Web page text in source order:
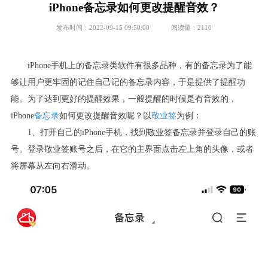
iPhone备忘录如何更改提醒音效？
发布时间：2022-09-15 09:50:00 阅读量：2110
iPhone手机上的备忘录类软件有很多品种，有的备忘录为了能
够让用户更牢固的记住自己记的备忘录内容，于是提供了提醒功
能。为了达到更好的提醒效果，一般提醒的时候是有音效的，
iPhone备忘录如何更改提醒音效呢？以敬业签为例：
1、打开自己的iPhone手机，找到敬业签备忘录并登录自己的账
号。登录敬业签账号之后，在它的主界面点击左上角的头像，或者
将屏幕从左向右滑动。